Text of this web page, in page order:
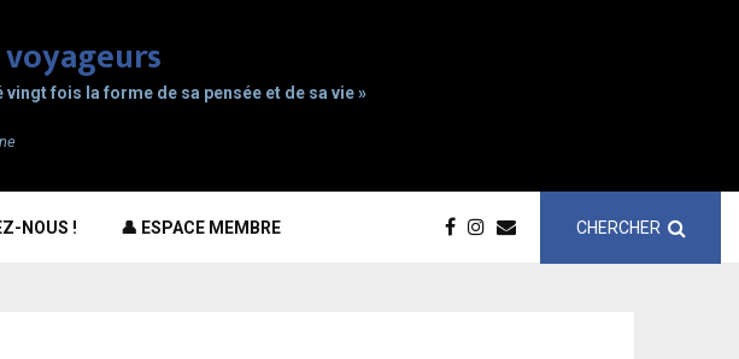
vingt fois la forme de sa pensée et de sa vie »
NOUS ! 👤 ESPACE MEMBRE CHERCHER